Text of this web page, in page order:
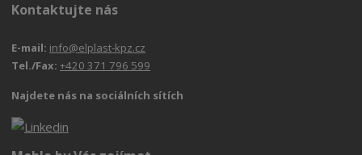
Kontaktujte nás
E-mail: info@elplast-kpz.cz
Tel./Fax:+420 371 796 599
Najdete nás na sociálních sítích